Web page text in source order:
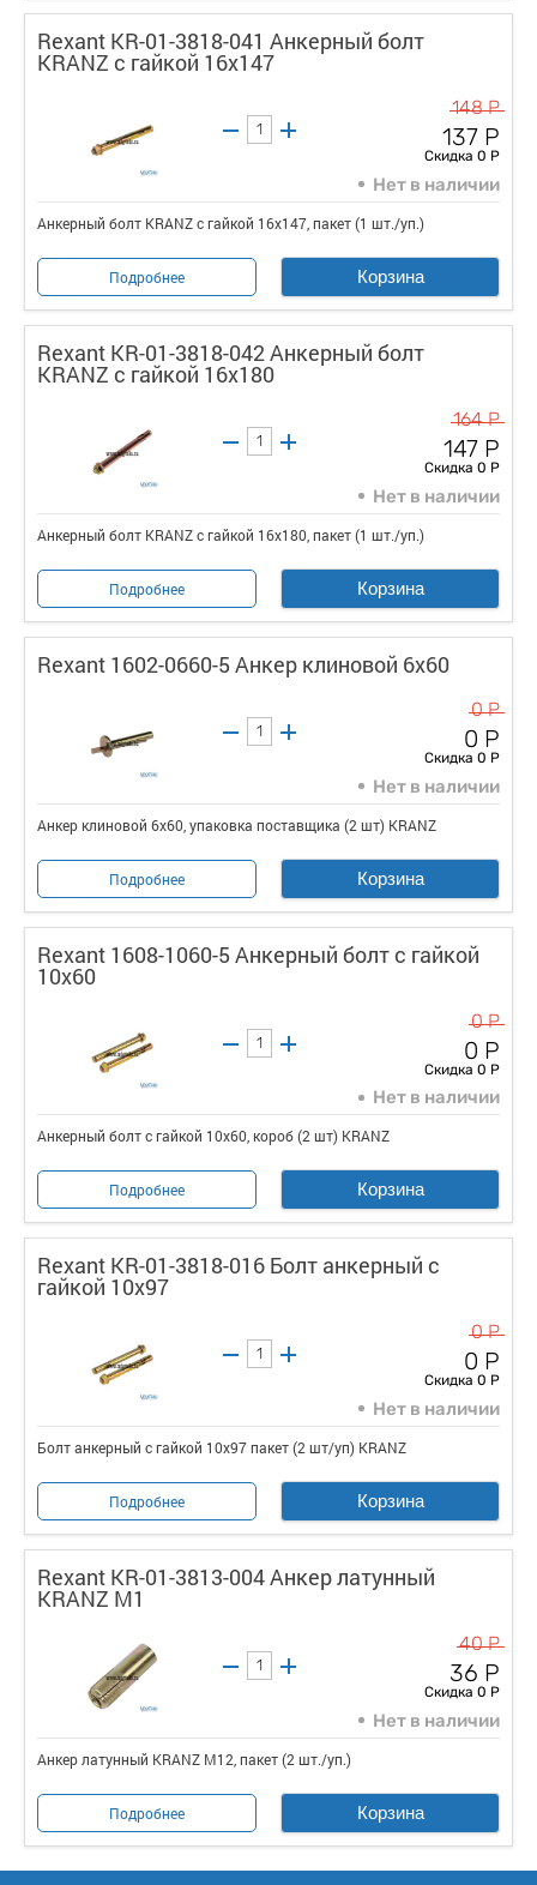
Rexant KR-01-3818-041 Анкерный болт
KRANZ с гайкой 16х147
148 Р
137 Р
Скидка 0 Р
Нет в наличии
Анкерный болт KRANZ с гайкой 16х147, пакет (1 шт./уп.)
Подробнее Корзина
Rexant KR-01-3818-042 Анкерный болт
KRANZ с гайкой 16х180
164 Р
147 Р
Скидка 0 Р
Нет в наличии
Анкерный болт KRANZ с гайкой 16х180, пакет (1 шт./уп.)
Подробнее Корзина
Rexant 1602-0660-5 Анкер клиновой 6х60
0 Р
0 Р
Скидка 0 Р
Нет в наличии
Анкер клиновой 6х60, упаковка поставщика (2 шт) KRANZ
Подробнее Корзина
Rexant 1608-1060-5 Анкерный болт с гайкой
10х60
0 Р
0 Р
Скидка 0 Р
Нет в наличии
Анкерный болт с гайкой 10х60, короб (2 шт) KRANZ
Подробнее Корзина
Rexant KR-01-3818-016 Болт анкерный с
гайкой 10х97
0 Р
0 Р
Скидка 0 Р
Нет в наличии
Болт анкерный с гайкой 10х97 пакет (2 шт/уп) KRANZ
Подробнее Корзина
Rexant KR-01-3813-004 Анкер латунный
KRANZ M1
40 Р
36 Р
Скидка 0 Р
Нет в наличии
Анкер латунный KRANZ M12, пакет (2 шт./уп.)
Подробнее Корзина